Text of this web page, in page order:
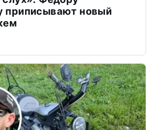
приписывают новый